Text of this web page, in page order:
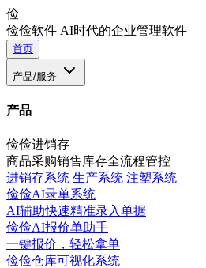
俭
俭俭软件 AI时代的企业管理软件
首页
产品/服务
产品
俭俭进销存
商品采购销售库存全流程管控
进销存系统 生产系统 注塑系统
俭俭AI录单系统
AI辅助快速精准录入单据
俭俭AI报价单助手
一键报价，轻松拿单
俭俭仓库可视化系统